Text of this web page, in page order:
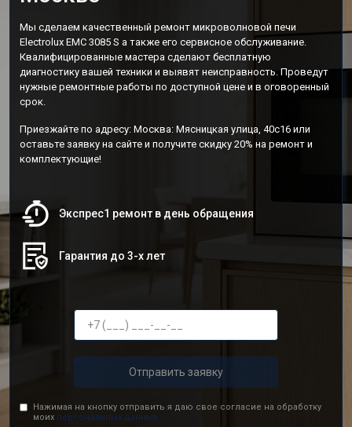
Мы сделаем качественный ремонт микроволновой печи
Electrolux EMC 3085 S а также его сервисное обслуживание.
Квалифицированные мастера сделают бесплатную
диагностику вашей техники и выявят неисправность. Проведут
нужные ремонтные работы по доступной цене и в оговоренный
срок.
Приезжайте по адресу: Москва: Мясницкая улица, 40с16 или
оставьте заявку на сайте и получите скидку 20% на ремонт и
комплектующие!
Экспрес1 ремонт в день обращения
Гарантия до 3-х лет
Отправить заявку
Нажимая на кнопку отправить я даю свое согласие на обработку
моих персональных данных.